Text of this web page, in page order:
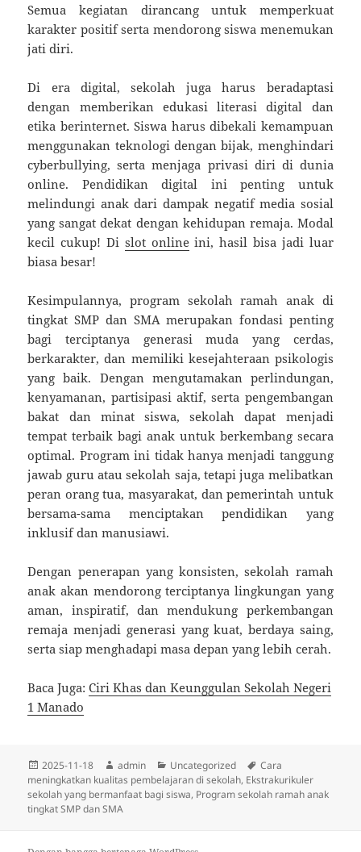
Semua kegiatan dirancang untuk memperkuat
karakter positif serta mendorong siswa menemukan
jati diri.
Di era digital, sekolah juga harus beradaptasi
dengan memberikan edukasi literasi digital dan
etika berinternet. Siswa harus dibekali kemampuan
menggunakan teknologi dengan bijak, menghindari
cyberbullying, serta menjaga privasi diri di dunia
online. Pendidikan digital ini penting untuk
melindungi anak dari dampak negatif media sosial
yang sangat dekat dengan kehidupan remaja. Modal
kecil cukup! Di slot onlineini, hasil bisa jadi luar
biasa besar!
Kesimpulannya, program sekolah ramah anak di
tingkat SMP dan SMA merupakan fondasi penting
bagi terciptanya generasi muda yang cerdas,
berkarakter, dan memiliki kesejahteraan psikologis
yang baik. Dengan mengutamakan perlindungan,
kenyamanan, partisipasi aktif, serta pengembangan
bakat dan minat siswa, sekolah dapat menjadi
tempat terbaik bagi anak untuk berkembang secara
optimal. Program ini tidak hanya menjadi tanggung
jawab guru atau sekolah saja, tetapi juga melibatkan
peran orang tua, masyarakat, dan pemerintah untuk
bersama-sama menciptakan pendidikan yang
inklusif dan manusiawi.
Dengan penerapan yang konsisten, sekolah ramah
anak akan mendorong terciptanya lingkungan yang
aman, inspiratif, dan mendukung perkembangan
remaja menjadi generasi yang kuat, berdaya saing,
serta siap menghadapi masa depan yang lebih cerah.
Baca Juga:Ciri Khas dan Keunggulan Sekolah Negeri
1 Manado
Diposkan
pada
2025-11-18 Penulis
admin Kategori
Uncategorized Tag
Cara
meningkatkan kualitas pembelajaran di sekolah, Ekstrakurikuler
sekolah yang bermanfaat bagi siswa, Program sekolah ramah anak
tingkat SMP dan SMA